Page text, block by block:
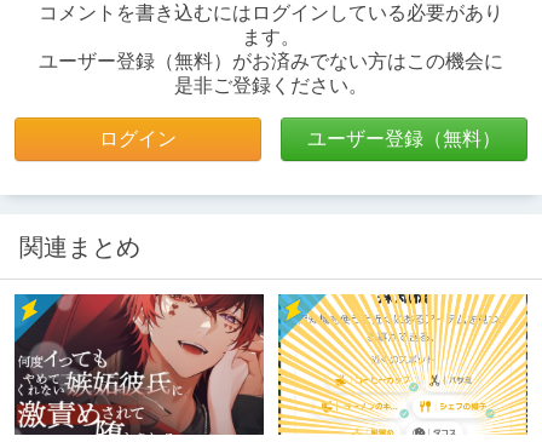
コメントを書き込むにはログインしている必要があり
ます。
ユーザー登録（無料）がお済みでない方はこの機会に
是非ご登録ください。
ログイン ユーザー登録（無料）
関連まとめ